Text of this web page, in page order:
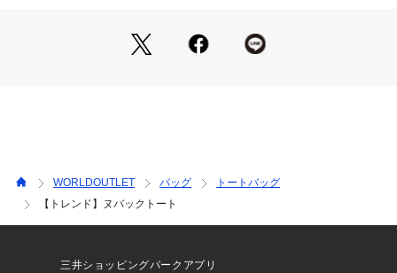
この製品は、素材の特性上、擦れなどにより表面にキズがつき
ヌバックのマットな表情がコーデを上品に引き締めます。
通勤はハンド持ちでスマートに、週末はストラップを活かして
斜め掛けで身軽に。
を添えてくれます。
WORLDOUTLET バッグ
トートバッグ
【トレンド】ヌバックトート
三井ショッピングパークアプリ